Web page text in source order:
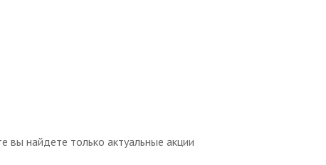
найдете только актуальные акции